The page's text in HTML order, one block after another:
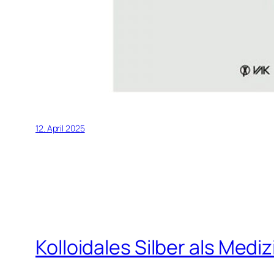
12. April 2025
Kolloidales Silber als